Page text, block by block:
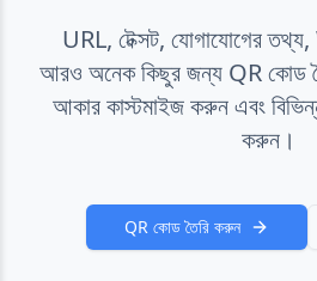
URL, টেক্সট, যোগাযোগের
আরও অনেক কিছুর জন্য QR
আকার কাস্টমাইজ করুন এবং
করুন।
QR কোড তৈরি করুন